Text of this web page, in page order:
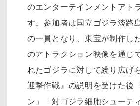
のエンターテインメントアト
す。参加者は国立ゴジラ淡路
の一員となり、東宝が制作し
のアトラクション映像を通じ
れたゴジラに対して繰り広げ
迎撃作戦』の説明を受けた後
ン」「対ゴジラ細胞シューテ